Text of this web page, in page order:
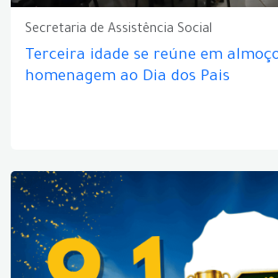
Secretaria de Assistência Social
Terceira idade se reúne em
homenagem ao Dia dos Pais